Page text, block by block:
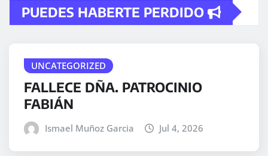
PUEDES HABERTE PERDIDO
UNCATEGORIZED
FALLECE DÑA. PATROCINIO
FABIÁN
Ismael Muñoz Garcia Jul 4, 2026